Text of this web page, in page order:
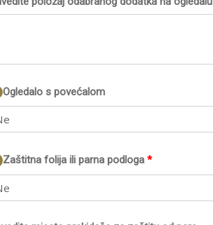
Ogledalo s povećalom
*
Zaštitna folija ili parna podloga